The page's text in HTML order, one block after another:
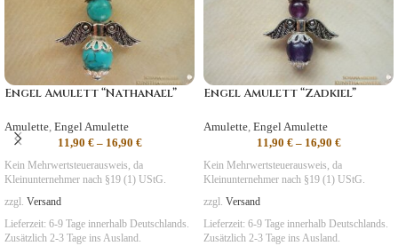
Engel Amulett “Nathanael”
Amulette, Engel Amulette
11,90 €– 16,90 €
Kein Mehrwertsteuerausweis, da
Kleinunternehmer nach §19 (1) UStG.
zzgl. Versand
Lieferzeit: 6-9 Tage innerhalb Deutschlands.
Zusätzlich 2-3 Tage ins Ausland.
Engel Amulett “Zadkiel”
Amulette, Engel Amulette
11,90 €– 16,90 €
Kein Mehrwertsteuerausweis, da
Kleinunternehmer nach §19 (1) UStG.
zzgl. Versand
Lieferzeit: 6-9 Tage innerhalb Deutschlands.
Zusätzlich 2-3 Tage ins Ausland.